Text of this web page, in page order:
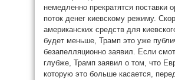
немедленно прекратятся поставки
поток денег киевскому режиму.
американских средств для
будет меньше, Трамп это уже
безапелляционно заявил. Если
глубже, Трамп заявил о том, что
которую это больше касается,